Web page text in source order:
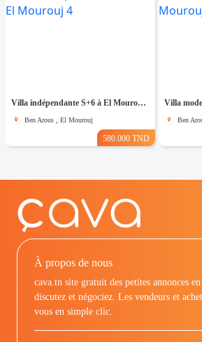
Villa indépendante S+6 à El Mourouj 4
Ben Arous , El Mourouj
580.000 TND
Villa
Ben
À propos de nous
cava.tn site gratuit des petites annonces
discutez et négociez. Les vendeurs et
vous en simple clic.